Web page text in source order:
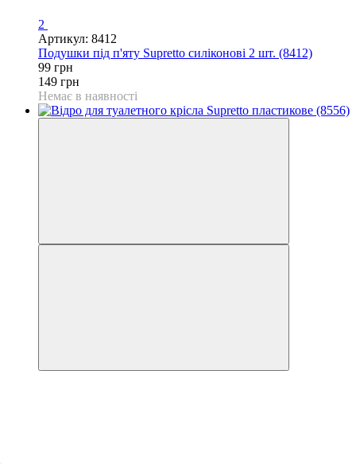
2
Артикул: 8412
Подушки під п'яту Supretto силіконові 2 шт. (8412)
99 грн
149 грн
Немає в наявності